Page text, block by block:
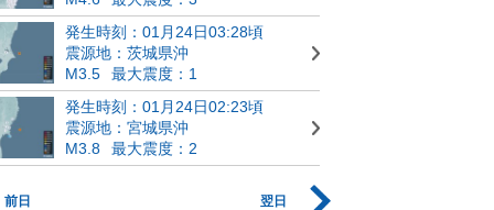
発生時刻：01月24日03:28頃
震源地：茨城県沖
M3.5
最大震度：1
発生時刻：01月24日02:23頃
震源地：宮城県沖
M3.8
最大震度：2
前日 翌日